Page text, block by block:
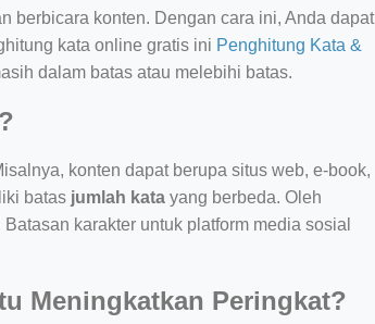
berbicara konten. Dengan cara ini, Anda dapat
kata online gratis ini Penghitung Kata &
dalam batas atau melebihi batas.
konten dapat berupa situs web, e-book,
batas jumlah kata yang berbeda. Oleh
karakter untuk platform media sosial
Meningkatkan Peringkat?